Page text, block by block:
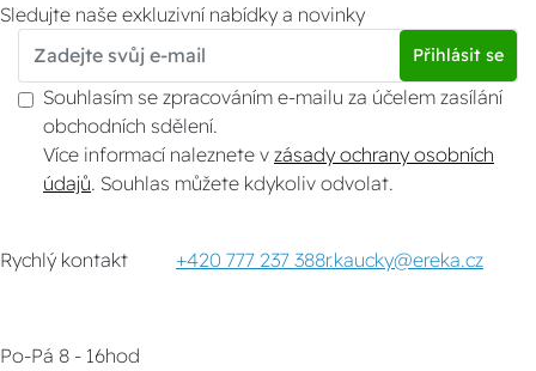
Sledujte naše exkluzivní nabídky a novinky
Přihlásit se
Souhlasím se zpracováním e-mailu za účelem zasílání
obchodních sdělení.
Více informací naleznete v zásady ochrany osobních
údajů . Souhlas můžete kdykoliv odvolat.
Rychlý kontakt +420 777 237 388r.kaucky@ereka.cz
Po-Pá 8 - 16hod